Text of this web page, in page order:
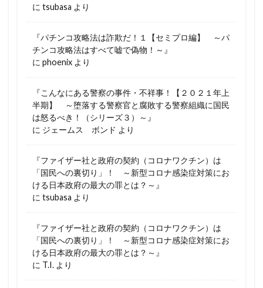
に tsubasa より
『パチンコ攻略法は詐欺だ！１【セミプロ編】 ～パ
チンコ攻略法はすべて嘘で偽物！～』
に phoenix より
『こんなにある警察の事件・不祥事！【２０２１年上
半期】 ～堕落する警察官と腐敗する警察組織に国民
は怒るべき！（シリーズ３）～』
に ジェームス ボンド より
『ファイザー社と政府の契約（コロナワクチン）は
「国民への裏切り」！ ～新型コロナ感染症対策にお
ける日本政府の最大の罪とは？～』
に tsubasa より
『ファイザー社と政府の契約（コロナワクチン）は
「国民への裏切り」！ ～新型コロナ感染症対策にお
ける日本政府の最大の罪とは？～』
に T.I. より